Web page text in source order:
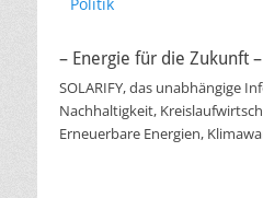
– Energie für die Zukunft –
SOLARIFY, das unabhängige
Nachhaltigkeit,
Erneuerbare Energien,